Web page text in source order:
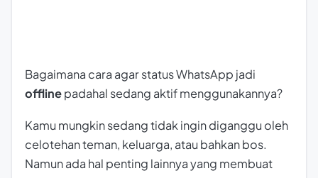
Bagaimana cara agar status WhatsApp jadi
offlinepadahal sedang aktif menggunakannya?
Kamu mungkin sedang tidak ingin diganggu oleh
celotehan teman, keluarga, atau bahkan bos.
Namun ada hal penting lainnya yang membuat